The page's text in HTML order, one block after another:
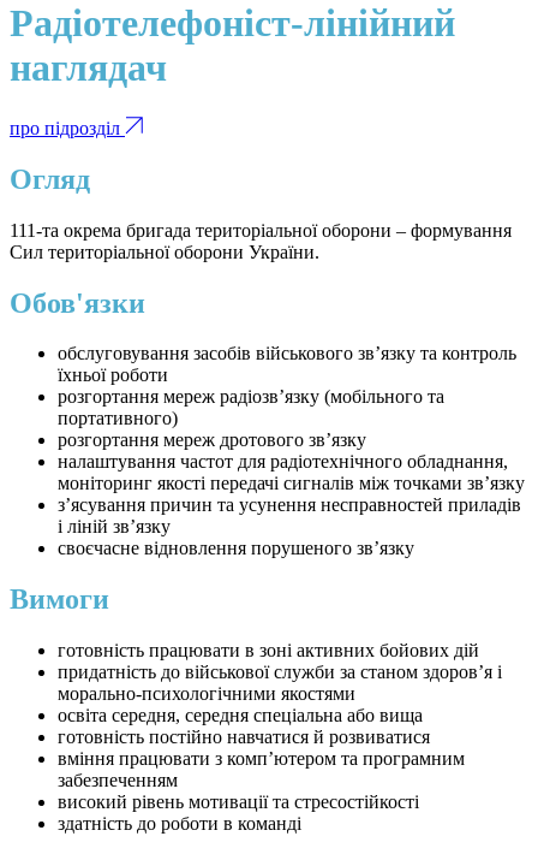
Радіотелефоніст-лінійний
наглядач
про підрозділ
Огляд
111-та окрема бригада територіальної оборони – формування
Сил територіальної оборони України.
Обов'язки
обслуговування засобів військового зв’язку та контроль
їхньої роботи
розгортання мереж радіозв’язку (мобільного та
портативного)
розгортання мереж дротового зв’язку
налаштування частот для радіотехнічного обладнання,
моніторинг якості передачі сигналів між точками зв’язку
з’ясування причин та усунення несправностей приладів
і ліній зв’язку
своєчасне відновлення порушеного зв’язку
Вимоги
готовність працювати в зоні активних бойових дій
придатність до військової служби за станом здоров’я і
морально-психологічними якостями
освіта середня, середня спеціальна або вища
готовність постійно навчатися й розвиватися
вміння працювати з комп’ютером та програмним
забезпеченням
високий рівень мотивації та стресостійкості
здатність до роботи в команді